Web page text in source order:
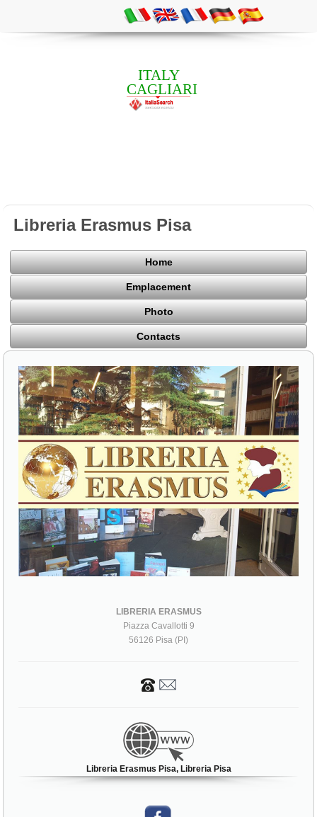
ITALY
CAGLIARI
Libreria Erasmus Pisa
Home
Emplacement
Photo
Contacts
LIBRERIA ERASMUS
Piazza Cavallotti 9
56126 Pisa (PI)
Libreria Erasmus Pisa, Libreria Pisa